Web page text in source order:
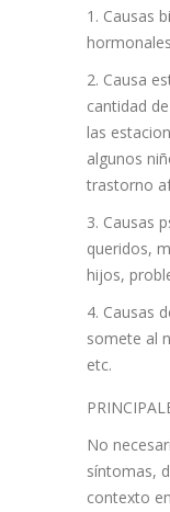
Causas
Causa
cantidad
las
algunos
trastorno
Causas
queridos,
hijos,
Causas
somete al
etc.
No
síntomas,
contexto